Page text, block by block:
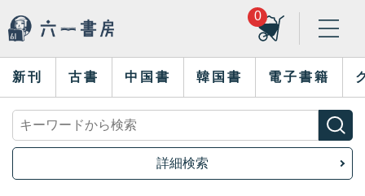
0
新刊 古書 中国書 韓国書 電子書籍
詳細検索